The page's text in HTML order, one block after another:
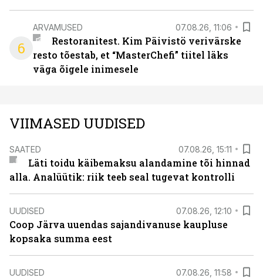
6
ARVAMUSED 07.08.26, 11:06
Restoranitest. Kim Päivistö verivärske
resto tõestab, et “MasterChefi” tiitel läks
väga õigele inimesele
VIIMASED UUDISED
SAATED 07.08.26, 15:11
Läti toidu käibemaksu alandamine tõi hinnad
alla. Analüütik: riik teeb seal tugevat kontrolli
UUDISED 07.08.26, 12:10
Coop Järva uuendas sajandivanuse kaupluse
kopsaka summa eest
UUDISED 07.08.26, 11:58